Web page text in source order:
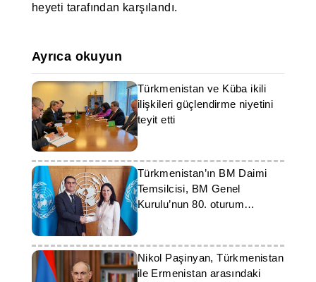
heyeti tarafından karşılandı.
Ayrıca okuyun
Türkmenistan ve Küba ikili
ilişkileri güçlendirme niyetini
teyit etti
Türkmenistan’ın BM Daimi
Temsilcisi, BM Genel
Kurulu’nun 80. oturum
Nikol Paşinyan, Türkmenistan
ile Ermenistan arasındaki